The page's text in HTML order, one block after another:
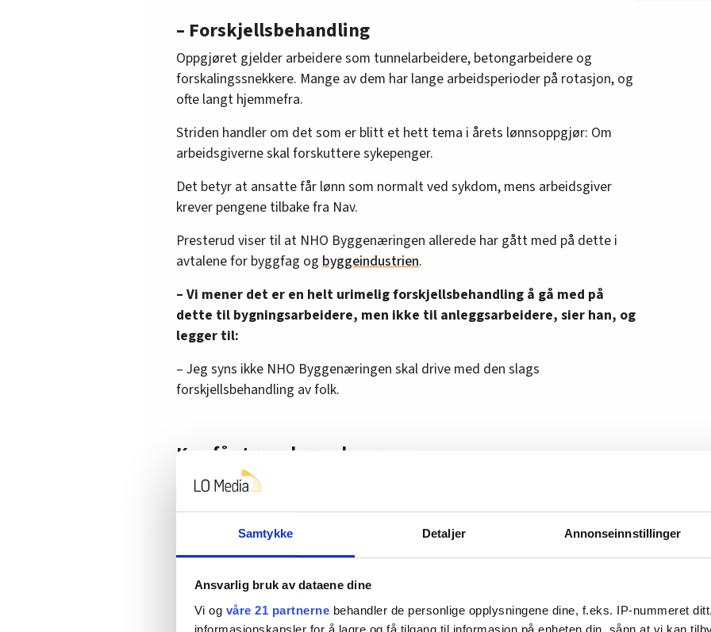
Samtykke Detaljer Annonseinnstillinger
Ansvarlig bruk av dataene dine
Vi og våre 21 partnerne behandler de personlige opplysningene dine, f.eks. IP-nummeret
informasjonskapsler for å lagre og få tilgang til informasjon på enheten din, sånn at vi kan
– Forskjellsbehandling
Oppgjøret gjelder arbeidere som tunnelarbeidere, betongarbeidere og
forskalingssnekkere. Mange av dem har lange arbeidsperioder på rotasjon, og
ofte langt hjemmefra.
Striden handler om det som er blitt et hett tema i årets lønnsoppgjør: Om
arbeidsgiverne skal forskuttere sykepenger.
Det betyr at ansatte får lønn som normalt ved sykdom, mens arbeidsgiver
krever pengene tilbake fra Nav.
Presterud viser til at NHO Byggenæringen allerede har gått med på dette i
avtalene for byggfag og byggeindustrien.
– Vi mener det er en helt urimelig forskjellsbehandling å gå med på
dette til bygningsarbeidere, men ikke til anleggsarbeidere, sier han, og
legger til:
– Jeg syns ikke NHO Byggenæringen skal drive med den slags
forskjellsbehandling av folk.
Kan få større konsekvenser
Ifølge Presterud har mange bedrifter allerede ordningen i praksis.
– Rundt 70 prosent av bedriftene har det. Da er det rart at det er et så stort
problem å få det inn i tariffavtalen.
– Så unngår vi at bedrifter plutselig fjerner dette med et pennestrøk, slik
Securitas nettopp gjorde